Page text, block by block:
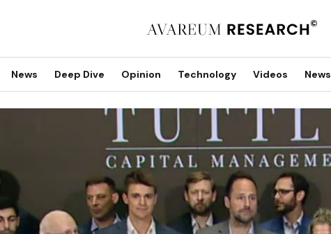
News Deep Dive Opinion Technology Videos